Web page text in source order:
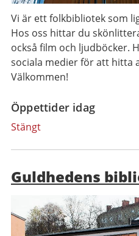
Vi är ett folkbibliotek som
Hos oss hittar du
också film och ljudböcker.
sociala medier för att hitta
Välkommen!
Öppettider idag
Stängt
Guldhedens